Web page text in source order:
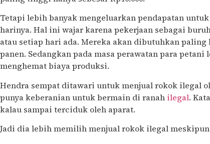
Tetapi lebih banyak mengeluarkan pendapatan
harinya. Hal ini wajar karena pekerjaan sebagai
atau setiap hari ada. Mereka akan dibutuhkan paling
panen. Sedangkan pada masa perawatan para
menghemat biaya produksi.
Hendra sempat ditawari untuk menjual rokok ilegal
punya keberanian untuk bermain di ranah ilegal.
kalau sampai terciduk oleh aparat.
Jadi dia lebih memilih menjual rokok ilegal